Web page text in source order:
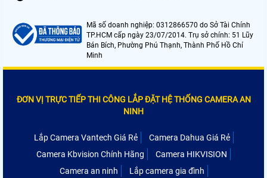
Mã số doanh nghiệp: 0312866570 do Sở Tài Chính
TP.HCM cấp ngày 23/07/2014. Trụ sở chính: 51 Lũy
Bán Bích, Phường Phú Thạnh, Thành Phố Hồ Chí
Minh
ĐƠN VỊ TRỰC TIẾP THI CÔNG LẮP ĐẶT HỆ THỐNG CAMERA AN
NINH
Lắp Camera Vantech Giá Rẻ
Camera Dahua Giá Rẻ
Camera Kbvision Chính Hãng
Camera HIKVISION
Camera an ninh
Lắp camera gia đình